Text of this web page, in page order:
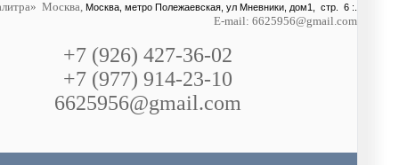
Москва, Москва, метро Полежаевская, ул Мневники, дом1, стр. 6 :.
E-mail: 6625956@gmail.com
+7 (926) 427-36-02
+7 (977) 914-23-10
6625956@gmail.com